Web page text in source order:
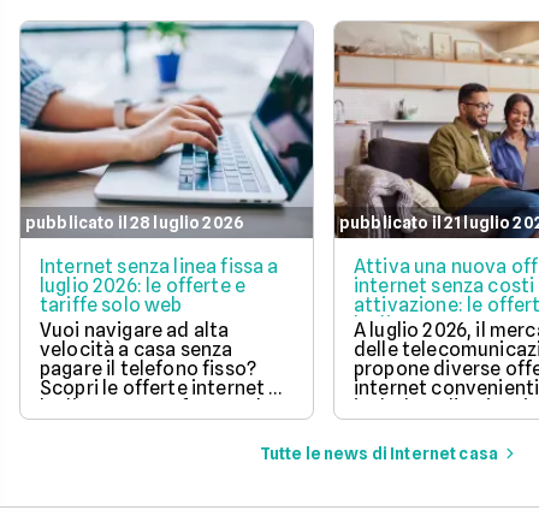
pubblicato il 28 luglio 2026
Internet senza linea fissa a
luglio 2026: le offerte e
tariffe solo web
Vuoi navigare ad alta
velocità a casa senza
pagare il telefono fisso?
Scopri le offerte internet di
luglio 2026, confrontando
prezzi, velocità e costi di
pubblicato il 21 luglio
Attiva una nuova
internet senza costi
attivazione: le
luglio 2026
A luglio 2026, il
delle
propone diverse
internet
includono
gratuita.
Tutte le news di Internet casa